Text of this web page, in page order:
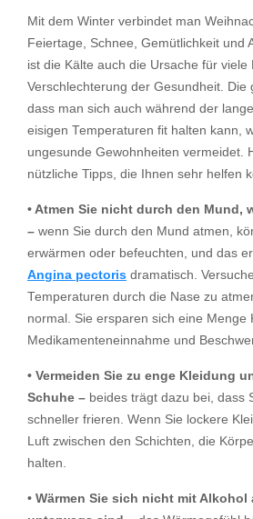
Mit dem Winter verbindet man
Feiertage, Schnee, Gemütlichkeit und
ist die Kälte auch die Ursache für viele
Verschlechterung der Gesundheit. Die
dass man sich auch während der
eisigen Temperaturen fit halten kann,
ungesunde Gewohnheiten vermeidet.
nützliche Tipps, die Ihnen sehr helfen
• Atmen Sie nicht durch den Mund,
– wenn Sie durch den Mund atmen,
erwärmen oder befeuchten, und das
Angina pectoris dramatisch.
Temperaturen durch die Nase zu
normal. Sie ersparen sich eine Menge
Medikamenteneinnahme und
• Vermeiden Sie zu enge Kleidung
Schuhe – beides trägt dazu bei, dass
schneller frieren. Wenn Sie lockere
Luft zwischen den Schichten, die
halten.
• Wärmen Sie sich nicht mit Alkohol